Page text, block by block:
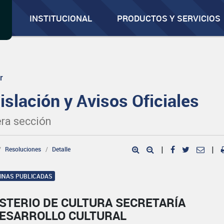
INSTITUCIONAL PRODUCTOS Y SERVICIOS
y Avisos Oficiales
sección
Resoluciones Detalle | |
PUBLICADAS
DE CULTURA SECRETARÍA
CULTURAL